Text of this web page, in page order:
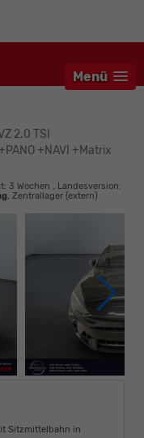
Menü
2.0 TSI
+NAVI +Matrix
3 Wochen , Landesversion:
, Zentrallager (extern)
Sitzmittelbahn in